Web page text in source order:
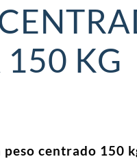
KG
centrado 150